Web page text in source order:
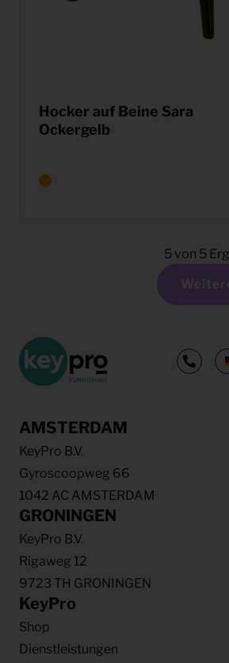
Hocker auf Beine Sara
Ockergelb
5 von 5
AMSTERDAM
KeyPro B.V.
Gyroscoopweg 66
1042 AC AMSTERDAM
GRONINGEN
KeyPro B.V.
Rigaweg 12
9723 TH GRONINGEN
KeyPro
Shop
Dienstleistungen